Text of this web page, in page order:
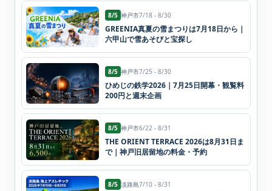
8/5 神戸市7/18 - 8/30
GREENIA真夏の雪まつりは7月18日から｜
六甲山で雪あそびと宝探し
8/5 神戸市7/25 - 8/30
ひめじの鉄学2026｜7月25日開幕・観覧料
200円と週末企画
8/5 神戸市6/22 - 8/31
THE ORIENT TERRACE 2026は8月31日ま
で｜神戸旧居留地の料金・予約
8/5 淡路島7/10 - 8/31